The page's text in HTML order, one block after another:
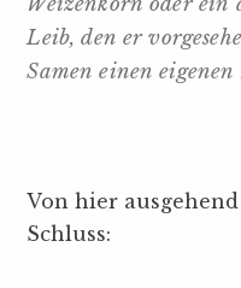
Leib, den er
Samen einen eigenen
Von hier
Schluss: